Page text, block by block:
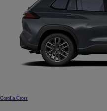
Corolla Cross